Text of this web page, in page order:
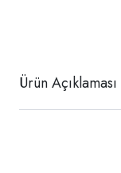
Ürün Açıklaması